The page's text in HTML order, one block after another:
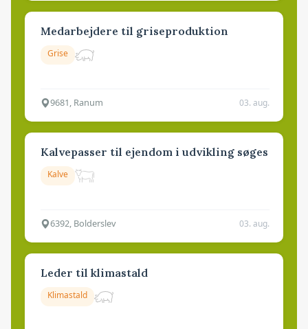
Medarbejdere til griseproduktion
Grise
9681, Ranum 03. aug.
Kalvepasser til ejendom i udvikling søges
Kalve
6392, Bolderslev 03. aug.
Leder til klimastald
Klimastald